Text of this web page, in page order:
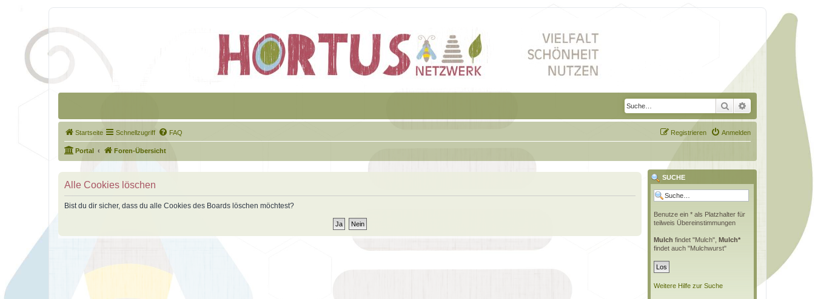
Suche Erweiterte Suche
Startseite Schnellzugriff FAQ Anmelden
Registrieren
Portal Foren-Übersicht
Alle Cookies löschen
Bist du dir sicher, dass du alle Cookies des Boards löschen möchtest?
SUCHE
Benutze ein * als Platzhalter für
teilweis Übereinstimmungen
Mulch findet "Mulch", Mulch*
findet auch "Mulchwurst"
Weitere Hilfe zur Suche